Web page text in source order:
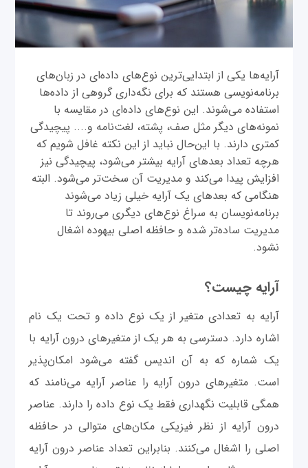
آرایه‌ها یکی از ابتدایی‌ترین نوع‌های داده‌ای در زبان‌های
برنامه‌نویسی هستند که برای نگه‌داری گروهی از داده‌ها
استفاده می‌شوند. این نوع‌های داده‌ای در مقایسه با
نمونه‌های دیگر مثل صف، پشته، لغت‌نامه‌ و.... پیچیدگی
کمتری دارند. با این‌حال نباید از این نکته غافل شویم که
هرچه تعداد بعدهای آرایه بیشتر می‌شود، پیچیدگی نیز
افزایش پیدا می‌کند و مدیریت آن‌ سخت‌تر می‌شود. البته
هنگامی که بعدهای یک آرایه خیلی زیاد می‌شوند
برنامه‌نویسان به سراغ نوع‌های دیگری می‌روند تا
مدیریت ساده‌تر شده و حافظه اصلی بیهوده اشغال
نشود.
آرایه چیست؟
آرایه به تعدادی متغیر از یک نوع داده و تحت یک نام
اشاره دارد. دسترسی به هر یک از متغیرهای درون آرایه با
یک شماره که به آن اندیس گفته می‌شود امکان‌پذیر
است. متغیرهای درون آرایه را عناصر آرایه می‌نامند که
همگی قابلیت نگهداری فقط یک نوع داده را دارند. عناصر
درون آرایه از نظر فیزیکی مکان‌های متوالی در حافظه
اصلی را اشغال می‌کنند. بنابراین تعداد عناصر درون آرایه